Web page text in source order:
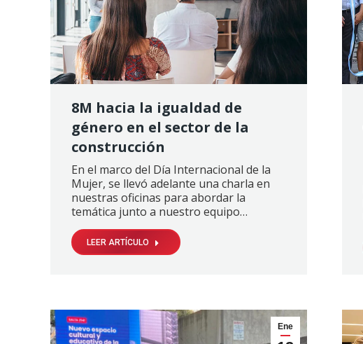
8M hacia la igualdad de
género en el sector de la
construcción
En el marco del Día Internacional de la
Mujer, se llevó adelante una charla en
nuestras oficinas para abordar la
temática junto a nuestro equipo…
LEER ARTÍCULO
Ene